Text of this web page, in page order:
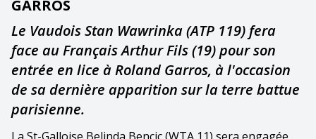
GARROS
Le Vaudois Stan Wawrinka (ATP 119) fera
face au Français Arthur Fils (19) pour son
entrée en lice à Roland Garros, à l'occasion
de sa dernière apparition sur la terre battue
parisienne.